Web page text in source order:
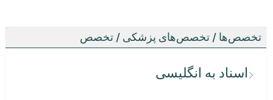
تخصص‌ها / تخصص‌های پزشکی / تخصص
اسناد به انگلیسی